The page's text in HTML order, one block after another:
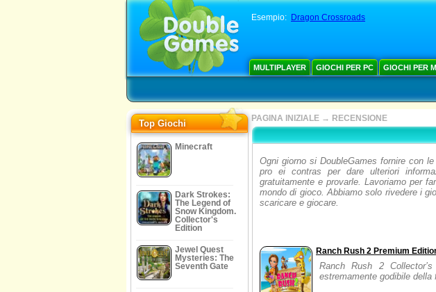
Esempio: Dragon Crossroads
MULTIPLAYER GIOCHI PER PC GIOCHI PER
Top Giochi
Minecraft
Dark Strokes:
The Legend of
Snow Kingdom.
Collector's
Edition
Jewel Quest
Mysteries: The
Seventh Gate
PAGINA INIZIALE → RECENSIONE
Ogni giorno si DoubleGames fornire con
pro ei contras per dare ulteriori
gratuitamente e provarle. Lavoriamo per
mondo di gioco. Abbiamo solo rivedere i
scaricare e giocare.
Ranch Rush 2 Premium
Ranch Rush 2
estremamente godibile